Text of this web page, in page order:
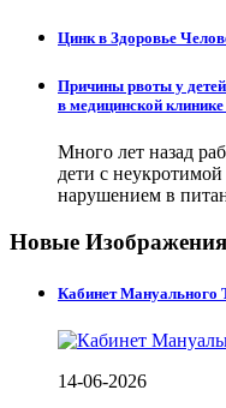
Цинк в Здоровье
Причины рвоты у детей
в медицинской
Много лет назад
дети с
нарушением в
Новые Изображения
Кабинет Мануального
14-06-2026